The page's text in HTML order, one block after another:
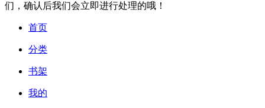
们，确认后我们会立即进行处理的哦！
首页
分类
书架
我的